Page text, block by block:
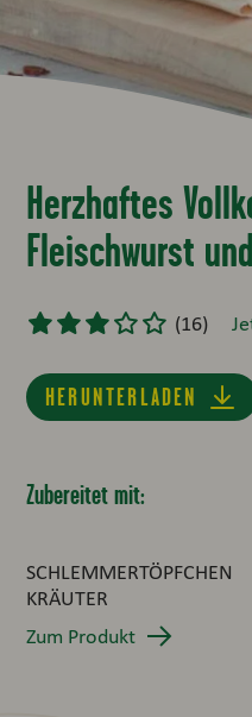
Herzhaftes
Fleischwurst
(16)
HERUNTERLADEN
Zubereitet mit:
SCHLEMMERTÖPFCHEN
KRÄUTER
Zum Produkt